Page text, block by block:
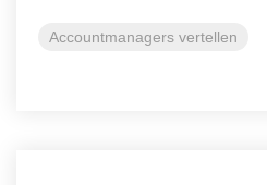
Accountmanagers vertellen